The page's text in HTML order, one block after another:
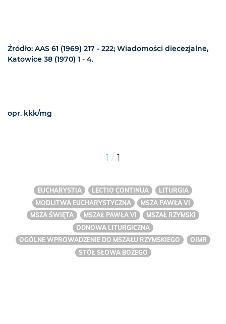
Źródło: AAS 61 (1969) 217 - 222; Wiadomości diecezjalne,
Katowice 38 (1970) 1 - 4.
opr. kkk/mg
1 / 1
EUCHARYSTIA LECTIO CONTINUA
LITURGIA
MODLITWA EUCHARYSTYCZNA
MSZA PAWŁA VI
MSZA ŚWIĘTA
MSZAŁ PAWŁA VI
MSZAŁ RZYMSKI
ODNOWA LITURGICZNA
OGÓLNE WPROWADZENIE DO MSZAŁU RZYMSKIEGO
OIMR
STÓŁ SŁOWA BOŻEGO